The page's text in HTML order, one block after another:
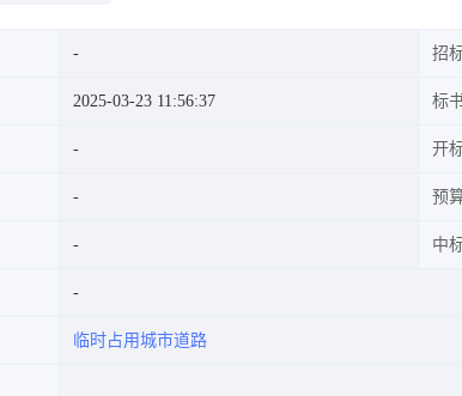
招
2025-03-23 11:56:37 标
开
预
中
临时占用城市道路